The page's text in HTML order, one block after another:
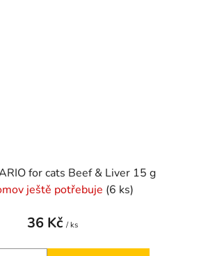
for cats Beef & Liver 15 g
ještě potřebuje (6 ks)
36 Kč / ks